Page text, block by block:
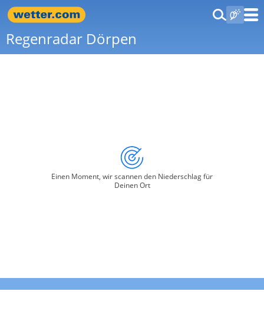
Regenradar Dörpen
Einen Moment, wir scannen den Niederschlag für
Deinen Ort